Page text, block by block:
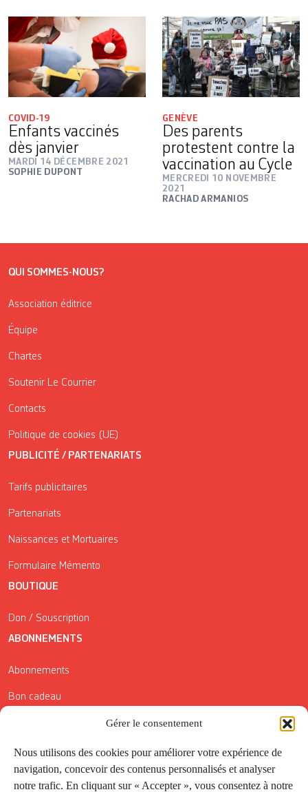
Gérer le consentement
Nous utilisons des cookies pour améliorer votre expérience de
navigation, concevoir des contenus personnalisés et analyser
notre trafic. En cliquant sur « Accepter », vous consentez à notre
COVID-19
Enfants vaccinés
dès janvier
MARDI 14 DÉCEMBRE 2021
SOPHIE DUPONT
GENÈVE
Des parents
protestent contre la
vaccination au Cycle
MERCREDI 10 NOVEMBRE
2021
RACHAD ARMANIOS
QUI SOMMES-NOUS?
Association éditrice
Équipe
Chartes
Soutenir Le Courrier
Contacts
Politique de cookies (UE)
PUBLICITÉ / PARTENARIATS
Tarifs publicitaires
Partenariats
Naissances et Mortuaires
Formulaire Mémento
BOUTIQUE
Don / Souscription
ABONNEMENTS
Abonnements
Bon cadeau
Conditions générales de vente
Réductions de la Carte Côté Courrier
Application